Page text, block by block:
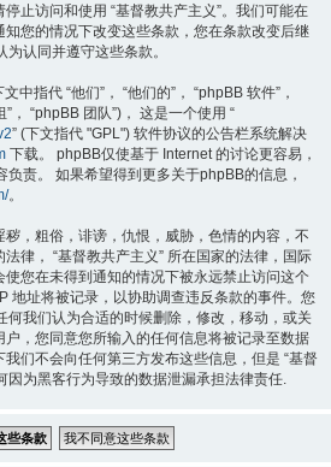
止访问和使用 “基督教共产主义”。我们可能在
您的情况下改变这些条款，您在条款改变后继
为认同并遵守这些条款。
中指代 “他们”， “他们的”， “phpBB 软件”，
， “phpBB 团队”)， 这是一个使用 “
” (下文指代 "GPL") 软件协议的公告栏系统解决
下载。 phpBB仅使基于 Internet 的讨论更容易，
责。 如果希望得到更多关于phpBB的信息，
。
，粗俗，诽谤，仇恨，威胁，色情的内容，不
律， “基督教共产主义” 所在国家的法律，国际
您在未得到通知的情况下被永远禁止访问这个
地址将被记录，以协助调查违反条款的事件。您
何我们认为合适的时候删除，修改，移动，或关
，您同意您所输入的任何信息将被记录至数据
们不会向任何第三方发布这些信息，但是 “基督
因为黑客行为导致的数据泄漏承担法律责任.